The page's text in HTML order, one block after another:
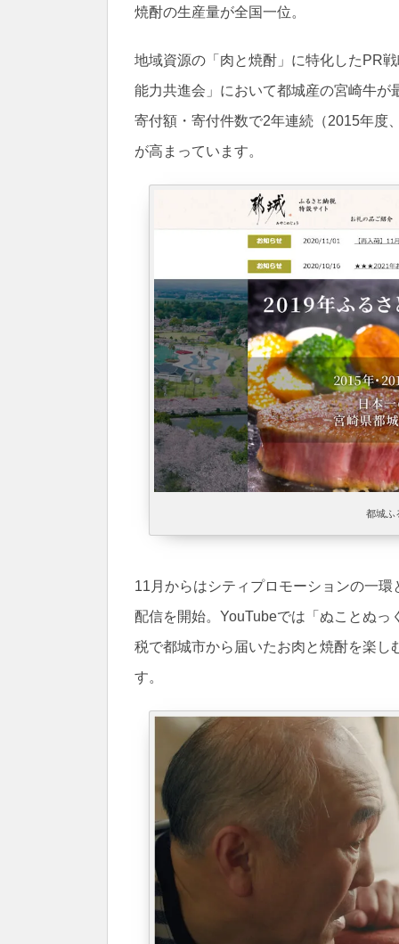
焼酎の生産量が全国一位。
地域資源の「肉と焼酎」に特化したPR
能力共進会」において都城産の宮崎牛
寄付額・寄付件数で2年連続（2015年度
が高まっています。
都城ふ
11月からはシティプロモーションの一
配信を開始。YouTubeでは「ぬことぬ
税で都城市から届いたお肉と焼酎を楽
す。